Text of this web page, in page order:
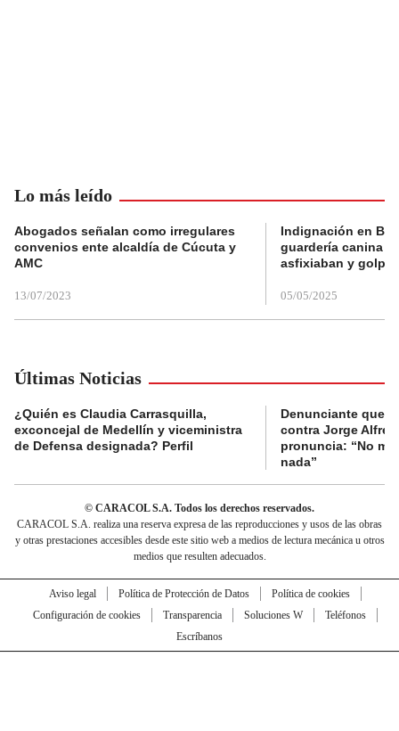
Lo más leído
Abogados señalan como irregulares
convenios ente alcaldía de Cúcuta y
AMC
13/07/2023
Indignación en
guardería canina
asfixiaban y
05/05/2025
Últimas Noticias
¿Quién es Claudia Carrasquilla,
exconcejal de Medellín y viceministra
de Defensa designada? Perfil
Denunciante que
contra Jorge
pronuncia: “No
nada”
© CARACOL S.A. Todos los derechos reservados.
CARACOL S.A. realiza una reserva expresa de las reproducciones y usos de las obras
y otras prestaciones accesibles desde este sitio web a medios de lectura mecánica u otros
medios que resulten adecuados.
Aviso legal Política de Protección de Datos
Política de cookies
Configuración de cookies
Transparencia Soluciones W
Teléfonos
Escríbanos